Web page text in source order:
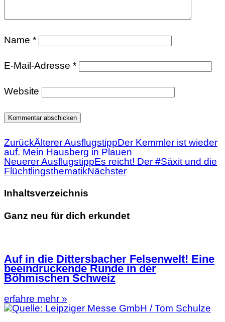
Name *
E-Mail-Adresse *
Website
ZurückÄlterer AusflugstippDer Kemmler ist wieder
auf. Mein Hausberg in Plauen
Neuerer AusflugstippEs reicht! Der #Säxit und die
FlüchtlingsthematikNächster
Inhaltsverzeichnis
Ganz neu für dich erkundet
Auf in die Dittersbacher Felsenwelt! Eine
beeindruckende Runde in der
Böhmischen Schweiz
erfahre mehr »